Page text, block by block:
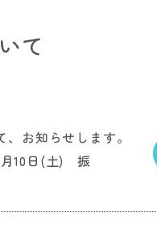
て
お知らせします。
10日(土) 振